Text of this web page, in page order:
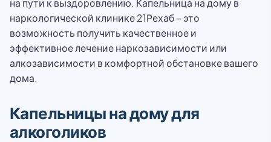
на пути к выздоровлению. Капельница на дому в
наркологической клинике 21Рехаб – это
возможность получить качественное и
эффективное лечение наркозависимости или
алкозависимости в комфортной обстановке вашего
дома.
Капельницы на дому для
алкоголиков